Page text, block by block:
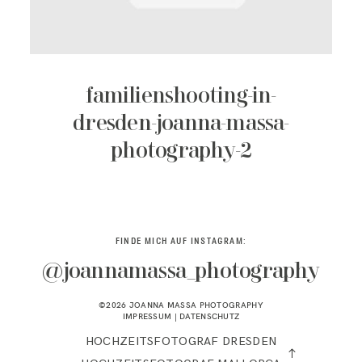
familienshooting-in-
dresden-joanna-massa-
photography-2
FINDE MICH AUF INSTAGRAM:
@joannamassa_photography
©2026 JOANNA MASSA PHOTOGRAPHY
IMPRESSUM | DATENSCHUTZ
HOCHZEITSFOTOGRAF DRESDEN